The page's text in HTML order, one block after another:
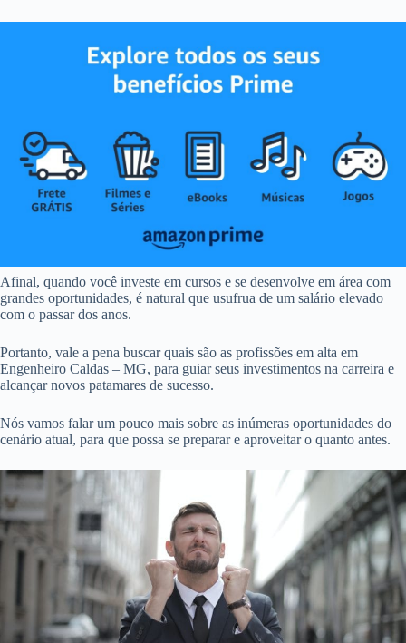
Afinal, quando você investe em cursos e se desenvolve em área com
grandes oportunidades, é natural que usufrua de um salário elevado
com o passar dos anos.
Portanto, vale a pena buscar quais são as profissões em alta em
Engenheiro Caldas – MG, para guiar seus investimentos na carreira e
alcançar novos patamares de sucesso.
Nós vamos falar um pouco mais sobre as inúmeras oportunidades do
cenário atual, para que possa se preparar e aproveitar o quanto antes.